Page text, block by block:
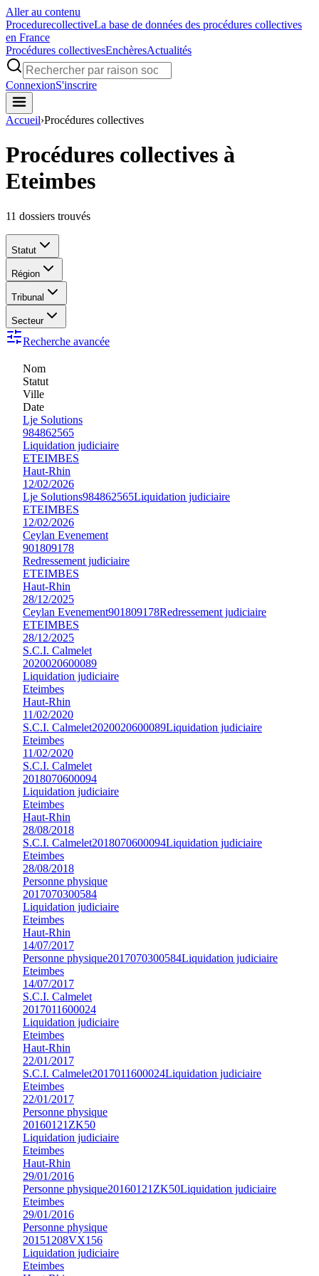
Aller au contenu
ProcedurecollectiveLa base de données des procédures collectives
en France
Procédures collectivesEnchèresActualités
ConnexionS'inscrire
Accueil›Procédures collectives
Procédures collectives à
Eteimbes
11 dossiers trouvés
Statut
Région
Tribunal
Secteur
Recherche avancée
Nom
Statut
Ville
Date
Lje Solutions
984862565
Liquidation judiciaire
ETEIMBES
Haut-Rhin
12/02/2026
Lje Solutions984862565Liquidation judiciaire
ETEIMBES
12/02/2026
Ceylan Evenement
901809178
Redressement judiciaire
ETEIMBES
Haut-Rhin
28/12/2025
Ceylan Evenement901809178Redressement judiciaire
ETEIMBES
28/12/2025
S.C.I. Calmelet
2020020600089
Liquidation judiciaire
Eteimbes
Haut-Rhin
11/02/2020
S.C.I. Calmelet2020020600089Liquidation judiciaire
Eteimbes
11/02/2020
S.C.I. Calmelet
2018070600094
Liquidation judiciaire
Eteimbes
Haut-Rhin
28/08/2018
S.C.I. Calmelet2018070600094Liquidation judiciaire
Eteimbes
28/08/2018
Personne physique
2017070300584
Liquidation judiciaire
Eteimbes
Haut-Rhin
14/07/2017
Personne physique2017070300584Liquidation judiciaire
Eteimbes
14/07/2017
S.C.I. Calmelet
2017011600024
Liquidation judiciaire
Eteimbes
Haut-Rhin
22/01/2017
S.C.I. Calmelet2017011600024Liquidation judiciaire
Eteimbes
22/01/2017
Personne physique
20160121ZK50
Liquidation judiciaire
Eteimbes
Haut-Rhin
29/01/2016
Personne physique20160121ZK50Liquidation judiciaire
Eteimbes
29/01/2016
Personne physique
20151208VX156
Liquidation judiciaire
Eteimbes